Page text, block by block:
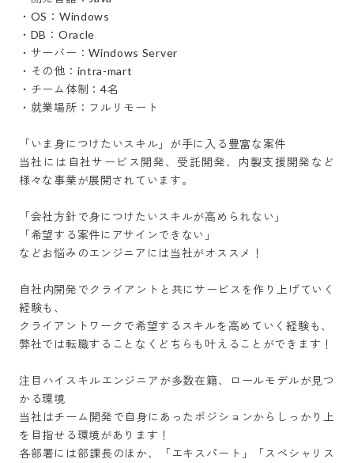
・OS：Windows
・DB：Oracle
・サーバー：Windows Server
・その他：intra-mart
・チーム体制：4名
・就業場所：フルリモート
「いま身につけたいスキル」が手に入る豊富な案件
当社には自社サービス開発、受託開発、内製支援開発など
様々な事業が展開されています。
「会社方針で身につけたいスキルが高められない」
「希望する案件にアサインできない」
などお悩みのエンジニアには当社がオススメ！
自社内開発でクライアントと共にサービスを作り上げていく
経験も、
クライアントワークで希望するスキルを高めていく経験も、
弊社では転職することなくどちらも叶えることができます！
注目ハイスキルエンジニアが多数在籍、ロールモデルが見つ
かる環境
当社はチーム開発で自身にあったポジションからしっかり上
を目指せる環境があります！
各部署には部課長のほか、「エキスパート」「スペシャリス